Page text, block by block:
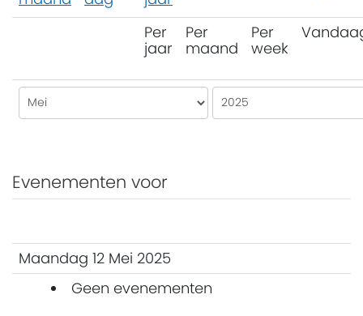
Per
jaar
Per
maand
Per
week
Evenementen voor
Maandag 12 Mei 2025
Geen evenementen